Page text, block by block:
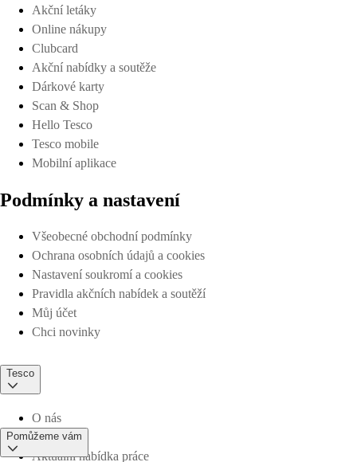
Akční letáky
Online nákupy
Clubcard
Akční nabídky a soutěže
Dárkové karty
Scan & Shop
Hello Tesco
Tesco mobile
Mobilní aplikace
Podmínky a nastavení
Všeobecné obchodní podmínky
Ochrana osobních údajů a cookies
Nastavení soukromí a cookies
Pravidla akčních nabídek a soutěží
Můj účet
Chci novinky
Tesco
O nás
Aktuální nabídka práce
Pomůžeme vám